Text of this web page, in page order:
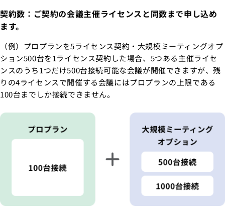
契約数：ご契約の会議主催ライセンスと同数まで申し込め
ます。
（例）プロプランを5ライセンス契約・大規模ミーティングオプ
ション500台を1ライセンス契約した場合、5つある主催ライセ
ンスのうち1つだけ500台接続可能な会議が開催できますが、残
りの4ライセンスで開催する会議にはプロプランの上限である
100台までしか接続できません。